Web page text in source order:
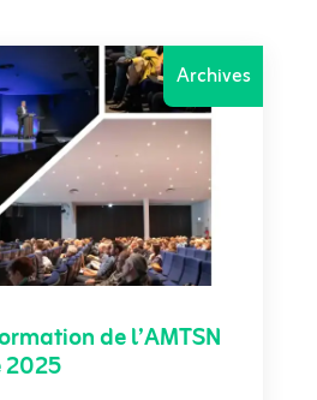
Archives
de l’AMTSN
2025